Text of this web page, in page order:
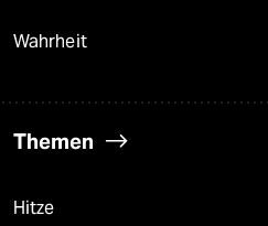
Wahrheit
Themen
Hitze